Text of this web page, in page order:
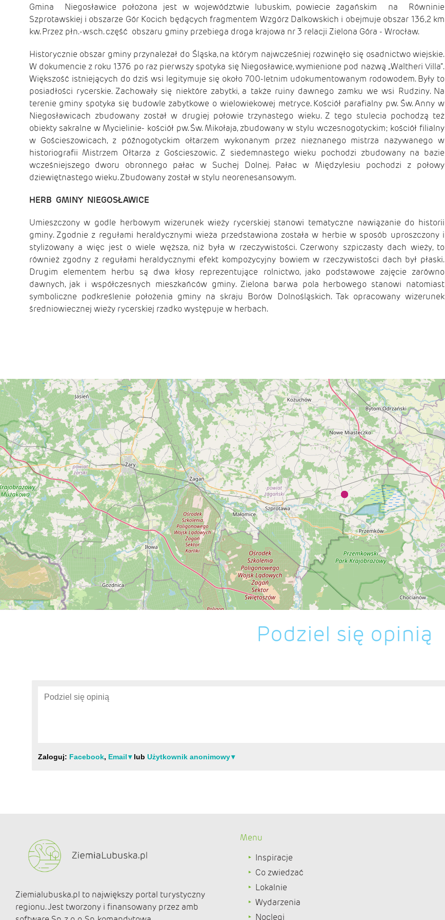
Gmina Niegosławice położona jest w województwie lubuskim, powiecie żagańskim na Równinie
Szprotawskiej i obszarze Gór Kocich będących fragmentem Wzgórz Dalkowskich i obejmuje obszar 136,2 km
kw. Przez płn.-wsch. część obszaru gminy przebiega droga krajowa nr 3 relacji Zielona Góra - Wrocław.
Historycznie obszar gminy przynależał do Śląska, na którym najwcześniej rozwinęło się osadnictwo wiejskie.
W dokumencie z roku 1376 po raz pierwszy spotyka się Niegosławice, wymienione pod nazwą „Waltheri Villa”.
Większość istniejących do dziś wsi legitymuje się około 700-letnim udokumentowanym rodowodem. Były to
posiadłości rycerskie. Zachowały się niektóre zabytki, a także ruiny dawnego zamku we wsi Rudziny. Na
terenie gminy spotyka się budowle zabytkowe o wielowiekowej metryce. Kościół parafialny pw. Św. Anny w
Niegosławicach zbudowany został w drugiej połowie trzynastego wieku. Z tego stulecia pochodzą też
obiekty sakralne w Mycielinie- kościół pw. Św. Mikołaja, zbudowany w stylu wczesnogotyckim; kościół filialny
w Gościeszowicach, z późnogotyckim ołtarzem wykonanym przez nieznanego mistrza nazywanego w
historiografii Mistrzem Ołtarza z Gościeszowic. Z siedemnastego wieku pochodzi zbudowany na bazie
wcześniejszego dworu obronnego pałac w Suchej Dolnej. Pałac w Międzylesiu pochodzi z połowy
dziewiętnastego wieku. Zbudowany został w stylu neorenesansowym.
HERB GMINY NIEGOSŁAWICE
Umieszczony w godle herbowym wizerunek wieży rycerskiej stanowi tematyczne nawiązanie do historii
gminy. Zgodnie z regułami heraldycznymi wieża przedstawiona została w herbie w sposób uproszczony i
stylizowany a więc jest o wiele węższa, niż była w rzeczywistości. Czerwony szpiczasty dach wieży, to
również zgodny z regułami heraldycznymi efekt kompozycyjny bowiem w rzeczywistości dach był płaski.
Drugim elementem herbu są dwa kłosy reprezentujące rolnictwo, jako podstawowe zajęcie zarówno
dawnych, jak i współczesnych mieszkańców gminy. Zielona barwa pola herbowego stanowi natomiast
symboliczne podkreślenie położenia gminy na skraju Borów Dolnośląskich. Tak opracowany wizerunek
średniowiecznej wieży rycerskiej rzadko występuje w herbach.
Podziel się opinią
Ziemialubuska.pl to największy portal turystyczny
regionu. Jest tworzony i finansowany przez amb
Menu
Inspiracje
Co zwiedzać
Lokalnie
Wydarzenia
Noclegi